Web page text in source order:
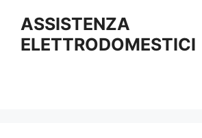
contenuto
ASSISTENZA
ELETTRODOMESTICI